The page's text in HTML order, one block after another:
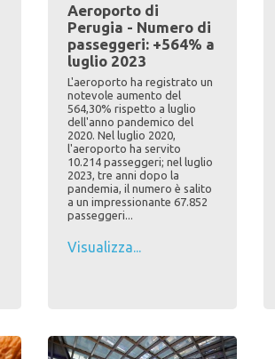
Aeroporto di
Perugia - Numero di
passeggeri: +564% a
luglio 2023
L'aeroporto ha registrato un
notevole aumento del
564,30% rispetto a luglio
dell'anno pandemico del
2020. Nel luglio 2020,
l'aeroporto ha servito
10.214 passeggeri; nel luglio
2023, tre anni dopo la
pandemia, il numero è salito
a un impressionante 67.852
passeggeri...
Visualizza...